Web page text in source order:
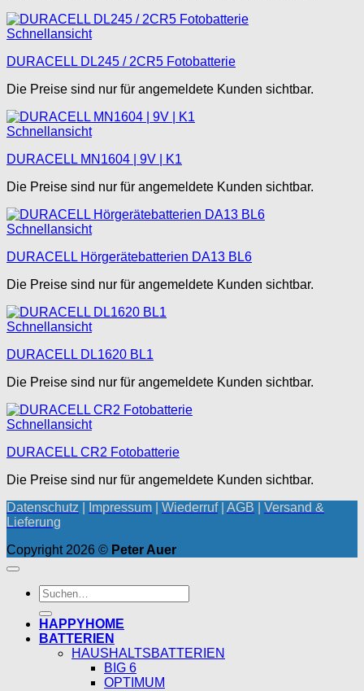
Schnellansicht
DURACELL DL245 / 2CR5 Fotobatterie
Die Preise sind nur für angemeldete Kunden sichtbar.
Schnellansicht
DURACELL MN1604 | 9V | K1
Die Preise sind nur für angemeldete Kunden sichtbar.
Schnellansicht
DURACELL Hörgerätebatterien DA13 BL6
Die Preise sind nur für angemeldete Kunden sichtbar.
Schnellansicht
DURACELL DL1620 BL1
Die Preise sind nur für angemeldete Kunden sichtbar.
Schnellansicht
DURACELL CR2 Fotobatterie
Die Preise sind nur für angemeldete Kunden sichtbar.
Datenschutz
Impressum Wiederruf| AGB
Versand &
Lieferung
Copyright 2026 © Peter Auer
Suchen
nach:
HAPPYHOME
BATTERIEN
HAUSHALTSBATTERIEN
BIG 6
OPTIMUM